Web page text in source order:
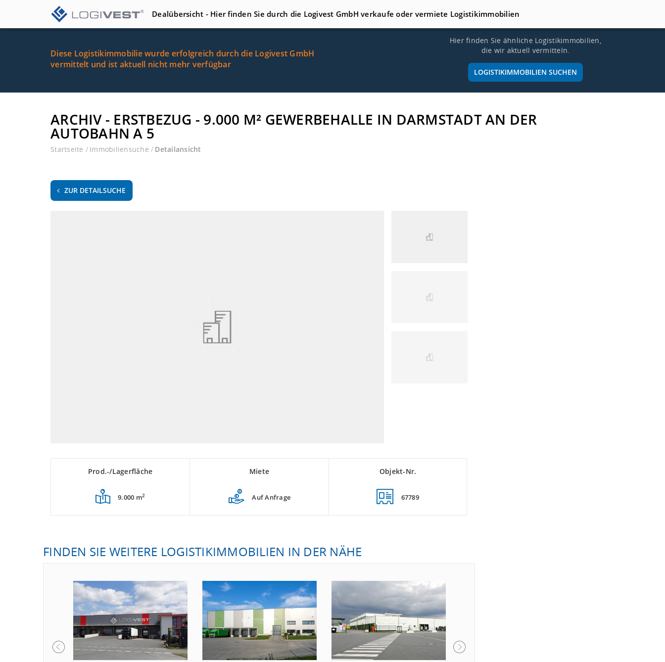
Dealübersicht - Hier finden Sie durch die Logivest GmbH verkaufe oder vermiete Logistikimmobilien
Diese Logistikimmobilie wurde erfolgreich durch die Logivest GmbH
vermittelt und ist aktuell nicht mehr verfügbar
Hier finden Sie ähnliche Logistikimmobilien,
die wir aktuell vermitteln.
LOGISTIKIMMOBILIEN SUCHEN
ARCHIV - ERSTBEZUG - 9.000 M² GEWERBEHALLE IN DARMSTADT AN DER
AUTOBAHN A 5
Startseite / Immobiliensuche / Detailansicht
ZUR DETAILSUCHE
Prod.-/Lagerfläche
9.000 m2
Miete
Auf Anfrage
Objekt-Nr.
67789
FINDEN SIE WEITERE LOGISTIKIMMOBILIEN IN DER NÄHE